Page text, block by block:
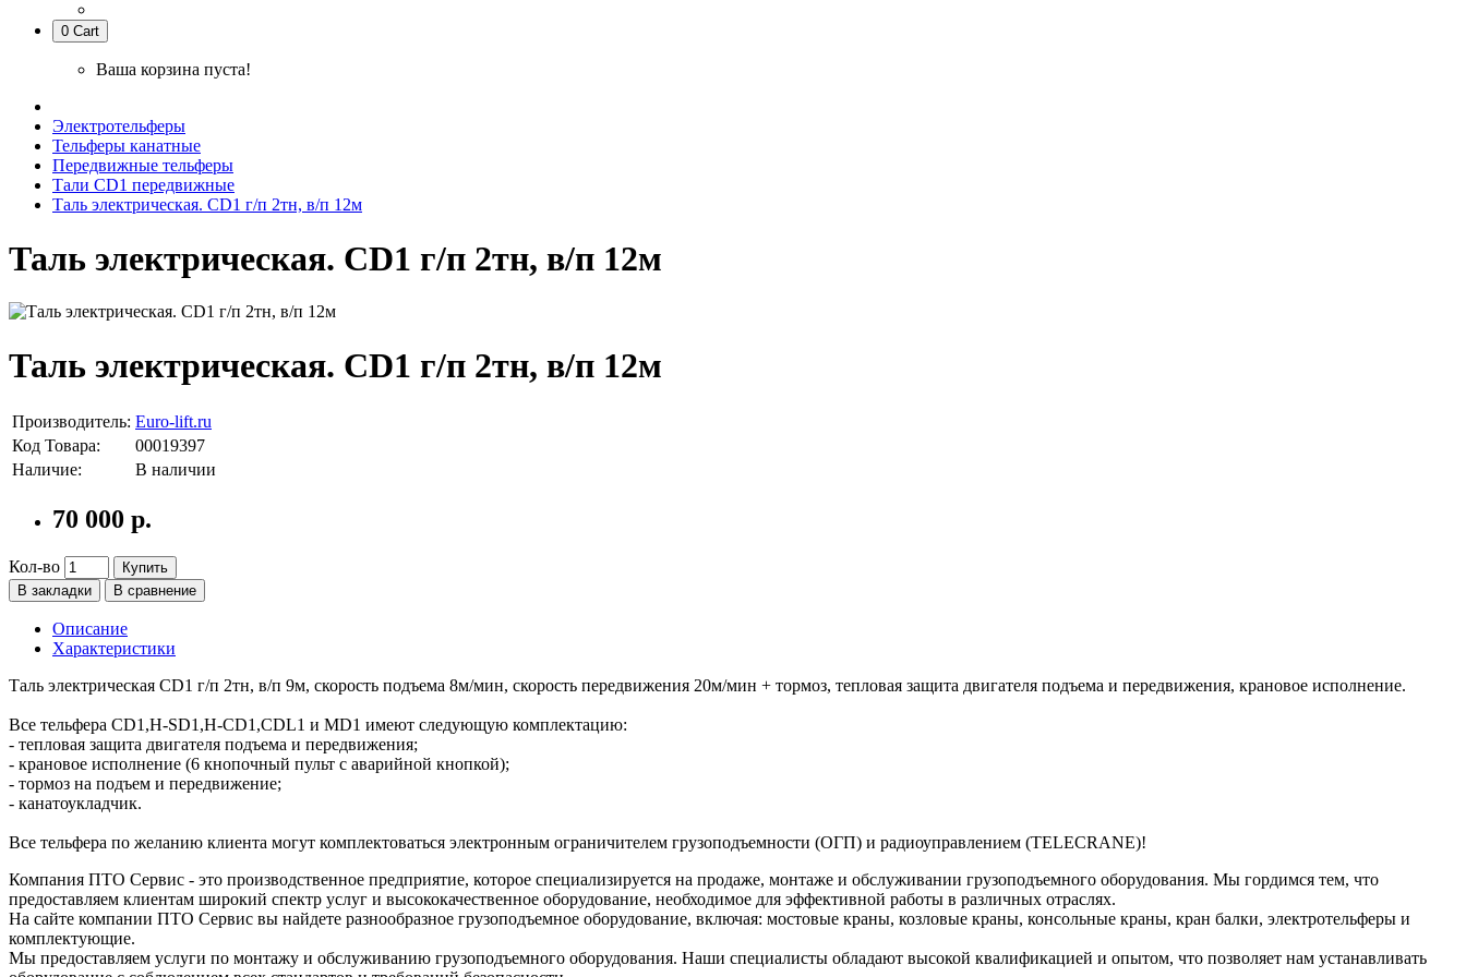
0 Cart
Ваша корзина пуста!
Электротельферы
Тельферы канатные
Передвижные тельферы
Тали CD1 передвижные
Таль электрическая. CD1 г/п 2тн, в/п 12м
Таль электрическая. CD1 г/п 2тн, в/п 12м
Таль электрическая. CD1 г/п 2тн, в/п 12м
Производитель: Euro-lift.ru
Код Товара:
00019397
Наличие:
В наличии
70 000 р.
Кол-во
Купить
В закладки
В сравнение
Описание
Характеристики
Таль электрическая CD1 г/п 2тн, в/п 9м, скорость подъема 8м/мин, скорость передвижения 20м/мин + тормоз, тепловая защита двигателя подъема и передвижения, крановое исполнение.
Все тельфера CD1,H-SD1,H-CD1,CDL1 и MD1 имеют следующую комплектацию:
- тепловая защита двигателя подъема и передвижения;
- крановое исполнение (6 кнопочный пульт с аварийной кнопкой);
- тормоз на подъем и передвижение;
- канатоукладчик.
Все тельфера по желанию клиента могут комплектоваться электронным ограничителем грузоподъемности (ОГП) и радиоуправлением (TELECRANE)!
Компания ПТО Сервис - это производственное предприятие, которое специализируется на продаже, монтаже и обслуживании грузоподъемного оборудования. Мы гордимся тем, что
предоставляем клиентам широкий спектр услуг и высококачественное оборудование, необходимое для эффективной работы в различных отраслях.
На сайте компании ПТО Сервис вы найдете разнообразное грузоподъемное оборудование, включая: мостовые краны, козловые краны, консольные краны, кран балки, электротельферы и
комплектующие.
Мы предоставляем услуги по монтажу и обслуживанию грузоподъемного оборудования. Наши специалисты обладают высокой квалификацией и опытом, что позволяет нам устанавливать